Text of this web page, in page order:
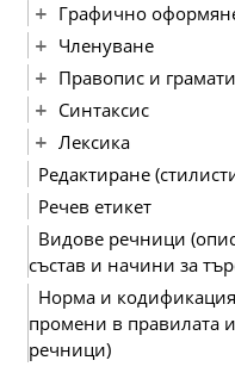
Графично
Членуване
Правопис и
Синтаксис
Лексика
Редактиране
Речев етикет
Видове речници
състав и начини за
Норма и
промени в правилата
речници)